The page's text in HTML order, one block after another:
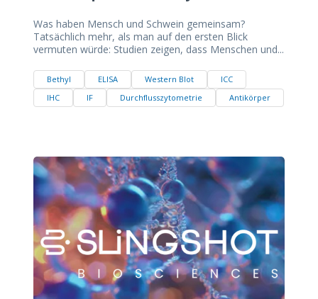
Was haben Mensch und Schwein gemeinsam?
Tatsächlich mehr, als man auf den ersten Blick
vermuten würde: Studien zeigen, dass Menschen und...
Bethyl ELISA Western Blot
ICC
IHC
IF Durchflusszytometrie Antikörper